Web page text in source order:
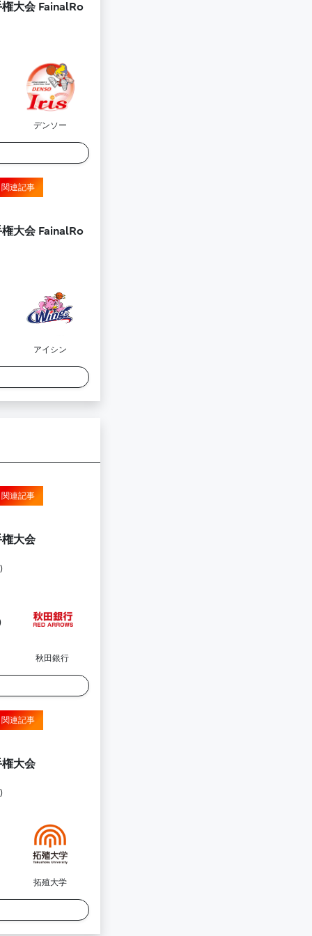
大会 FainalRo
デンソー
関連記事
大会 FainalRo
アイシン
関連記事
大会
秋田銀行
関連記事
大会
拓殖大学